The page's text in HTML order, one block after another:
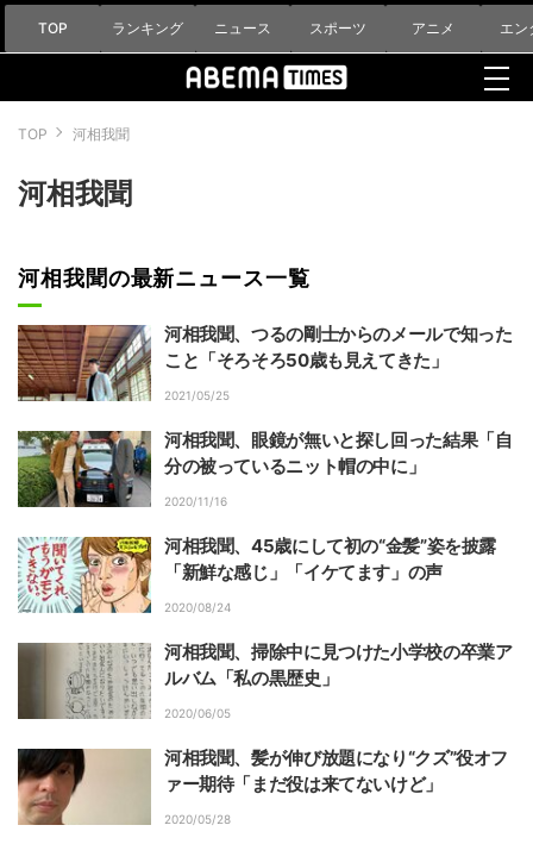
TOP ランキング ニュース スポーツ アニメ エン
TOP 河相我聞
河相我聞
河相我聞の最新ニュース一覧
河相我聞、つるの剛士からのメールで知った
こと「そろそろ50歳も見えてきた」
2021/05/25
河相我聞、眼鏡が無いと探し回った結果「自
分の被っているニット帽の中に」
2020/11/16
河相我聞、45歳にして初の“金髪”姿を披露
「新鮮な感じ」「イケてます」の声
2020/08/24
河相我聞、掃除中に見つけた小学校の卒業ア
ルバム「私の黒歴史」
2020/06/05
河相我聞、髪が伸び放題になり“クズ”役オフ
ァー期待「まだ役は来てないけど」
2020/05/28